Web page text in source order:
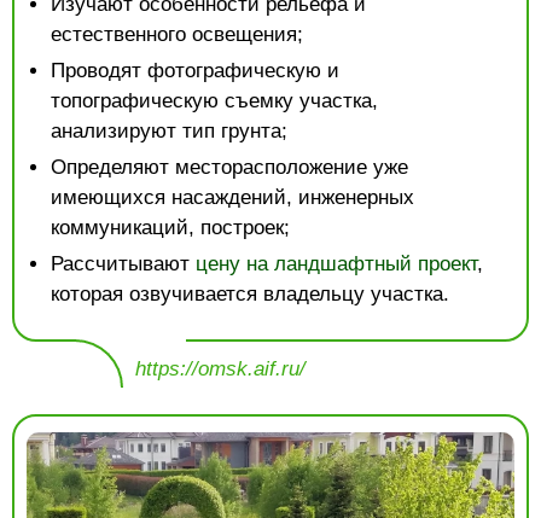
Изучают особенности рельефа и
естественного освещения;
Проводят фотографическую и
топографическую съемку участка,
анализируют тип грунта;
Определяют месторасположение уже
имеющихся насаждений, инженерных
коммуникаций, построек;
Рассчитывают цену на ландшафтный проект,
которая озвучивается владельцу участка.
https://omsk.aif.ru/